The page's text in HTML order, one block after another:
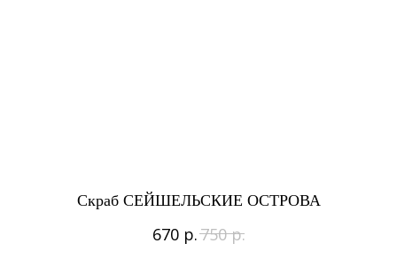
Скраб СЕЙШЕЛЬСКИЕ ОСТРОВА
670 р.750 р.